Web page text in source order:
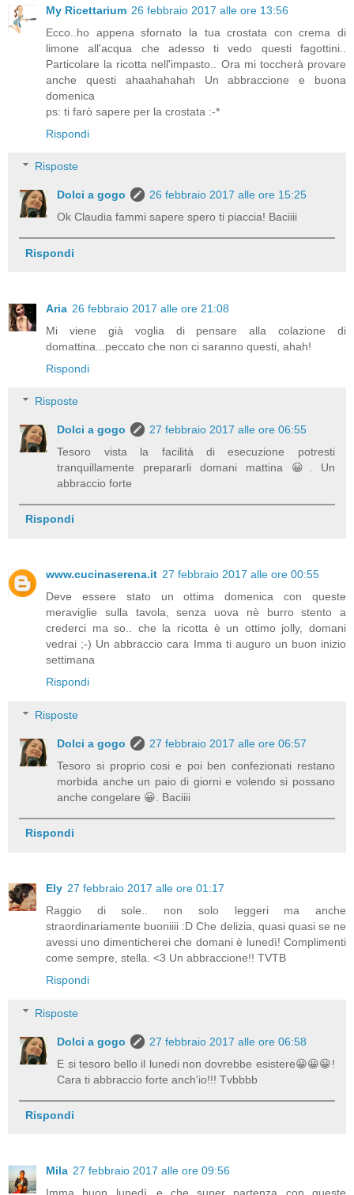
My Ricettarium 26 febbraio 2017 alle ore 13:56
Ecco..ho appena sfornato la tua crostata con crema di
limone all'acqua che adesso ti vedo questi fagottini..
Particolare la ricotta nell'impasto.. Ora mi toccherà provare
anche questi ahaahahahah Un abbraccione e buona
domenica
ps: ti farò sapere per la crostata :-*
Rispondi
Risposte
Dolci a gogo
26 febbraio 2017 alle ore 15:25
Ok Claudia fammi sapere spero ti piaccia! Baciiii
Rispondi
Aria 26 febbraio 2017 alle ore 21:08
Mi viene già voglia di pensare alla colazione di
domattina...peccato che non ci saranno questi, ahah!
Rispondi
Risposte
Dolci a gogo
27 febbraio 2017 alle ore 06:55
Tesoro vista la facilità di esecuzione potresti
tranquillamente prepararli domani mattina 😀. Un
abbraccio forte
Rispondi
www.cucinaserena.it 27 febbraio 2017 alle ore 00:55
Deve essere stato un ottima domenica con queste
meraviglie sulla tavola, senza uova nè burro stento a
crederci ma so.. che la ricotta è un ottimo jolly, domani
vedrai ;-) Un abbraccio cara Imma ti auguro un buon inizio
settimana
Rispondi
Risposte
Dolci a gogo
27 febbraio 2017 alle ore 06:57
Tesoro si proprio cosi e poi ben confezionati restano
morbida anche un paio di giorni e volendo si possano
anche congelare 😀. Baciiii
Rispondi
Ely 27 febbraio 2017 alle ore 01:17
Raggio di sole.. non solo leggeri ma anche
straordinariamente buoniiii :D Che delizia, quasi quasi se ne
avessi uno dimenticherei che domani è lunedì! Complimenti
come sempre, stella. <3 Un abbraccione!! TVTB
Rispondi
Risposte
Dolci a gogo
27 febbraio 2017 alle ore 06:58
E si tesoro bello il lunedi non dovrebbe esistere😀😀😀!
Cara ti abbraccio forte anch'io!!! Tvbbbb
Rispondi
Mila 27 febbraio 2017 alle ore 09:56